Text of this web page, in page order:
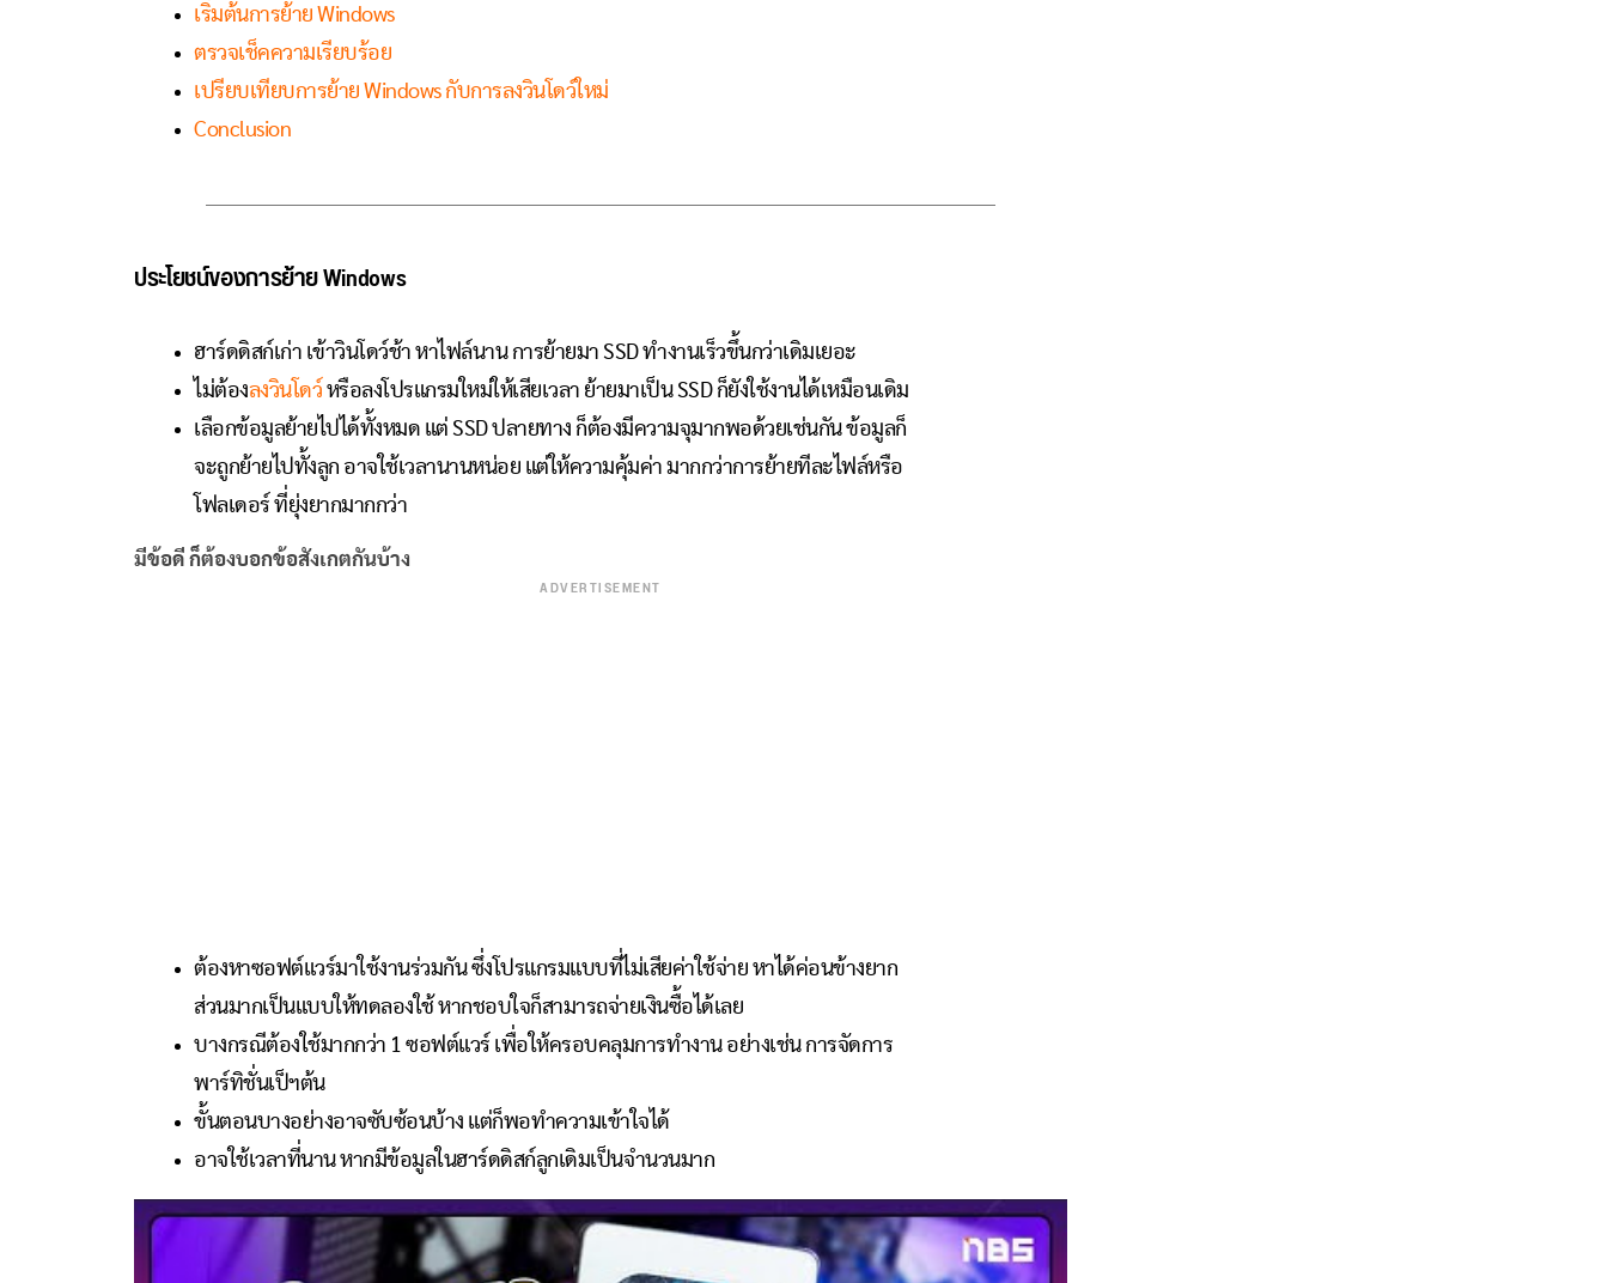
เริ่มต้นการย้าย Windows
ตรวจเช็คความเรียบร้อย
เปรียบเทียบการย้าย Windows กับการลงวินโดว์ใหม่
Conclusion
ประโยชน์ของการย้าย Windows
ฮาร์ดดิสก์เก่า เข้าวินโดว์ช้า หาไฟล์นาน การย้ายมา SSD ทำงานเร็วขึ้นกว่าเดิมเยอะ
ไม่ต้องลงวินโดว์ หรือลงโปรแกรมใหม่ให้เสียเวลา ย้ายมาเป็น SSD ก็ยังใช้งานได้เหมือนเดิม
เลือกข้อมูลย้ายไปได้ทั้งหมด แต่ SSD ปลายทาง ก็ต้องมีความจุมากพอด้วยเช่นกัน ข้อมูลก็
จะถูกย้ายไปทั้งลูก อาจใช้เวลานานหน่อย แต่ให้ความคุ้มค่า มากกว่าการย้ายทีละไฟล์หรือ
โฟลเดอร์ ที่ยุ่งยากมากกว่า
มีข้อดี ก็ต้องบอกข้อสังเกตกันบ้าง
ADVERTISEMENT
ต้องหาซอฟต์แวร์มาใช้งานร่วมกัน ซึ่งโปรแกรมแบบที่ไม่เสียค่าใช้จ่าย หาได้ค่อนข้างยาก
ส่วนมากเป็นแบบให้ทดลองใช้ หากชอบใจก็สามารถจ่ายเงินซื้อได้เลย
บางกรณีต้องใช้มากกว่า 1 ซอฟต์แวร์ เพื่อให้ครอบคลุมการทำงาน อย่างเช่น การจัดการ
พาร์ทิชั่นเป็ฯต้น
ขั้นตอนบางอย่างอาจซับซ้อนบ้าง แต่ก็พอทำความเข้าใจได้
อาจใช้เวลาที่นาน หากมีข้อมูลในฮาร์ดดิสก์ลูกเดิมเป็นจำนวนมาก